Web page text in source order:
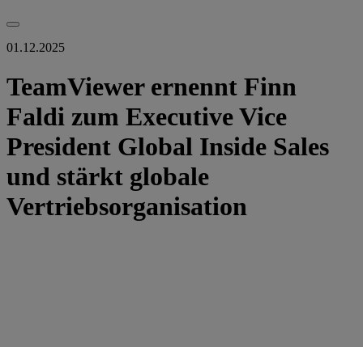
01.12.2025
TeamViewer ernennt Finn
Faldi zum Executive Vice
President Global Inside Sales
und stärkt globale
Vertriebsorganisation